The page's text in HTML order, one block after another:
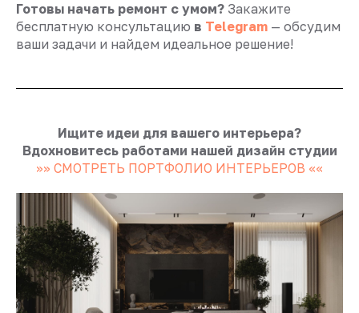
Готовы начать ремонт с умом? Закажите
бесплатную консультацию в Telegram — обсудим
ваши задачи и найдем идеальное решение!
Ищите идеи для вашего интерьера?
Вдохновитесь работами нашей дизайн студии
>>>> СМОТРЕТЬ ПОРТФОЛИО ИНТЕРЬЕРОВ <<<<